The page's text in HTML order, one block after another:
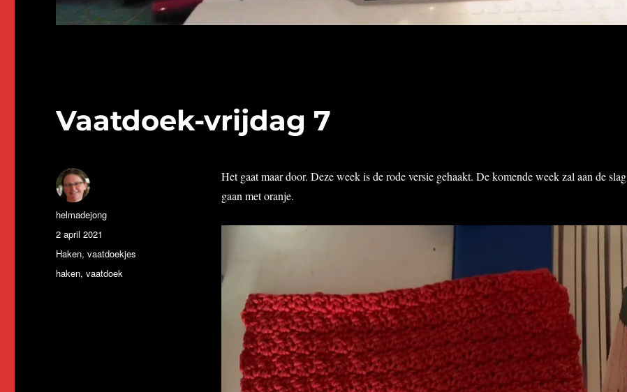
Vaatdoek-vrijdag 7
Het gaat maar door. Deze week is de rode versie gehaakt. De komende week zal aan de slag
gaan met oranje.
Auteur
helmadejong
Geplaatst
op
2 april 2021
Categorieën
Haken,vaatdoekjes
Tags
haken,vaatdoek